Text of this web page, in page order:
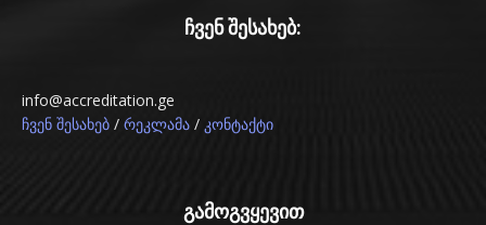
ჩვენ შესახებ:
info@accreditation.ge
ჩვენ შესახებ / რეკლამა / კონტაქტი
გამოგვყევით